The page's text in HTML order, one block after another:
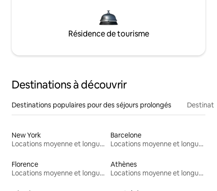
Résidence de tourisme
Destinations à découvrir
Destinations populaires pour des séjours prolongés
New York
Locations moyenne et longue durée
Barcelone
Locations moyenne et longue durée
Florence
Locations moyenne et longue durée
Athènes
Locations moyenne et longue durée